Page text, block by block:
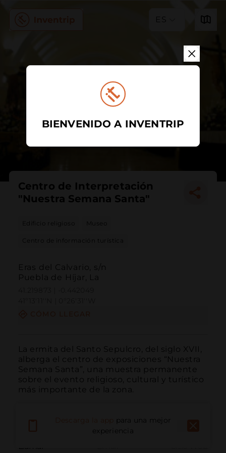
ES
Centro de Interpretación
"Nuestra Semana Santa"
Edificio religioso Museo
Centro de información turística
Eras del Calvario, s/n
Puebla de Híjar, La
La ermita del Santo Sepulcro, del siglo XVII,
alberga el centro de exposiciones “Nuestra
Semana Santa”, una muestra permanente
sobre el evento religioso, cultural y turístico
más importante de la zona.
Llamar
para una mejor
experiencia
BIENVENIDO A INVENTRIP